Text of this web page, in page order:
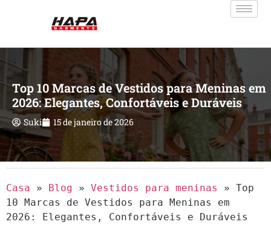
Top 10 Marcas de Vestidos para Meninas em
2026: Elegantes, Confortáveis e Duráveis
Suki 15 de janeiro de 2026
Casa » Blog » Vestidos para meninas » Top
10 Marcas de Vestidos para Meninas em
2026: Elegantes, Confortáveis e Duráveis